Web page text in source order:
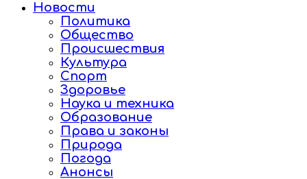
Новости
Политика
Общество
Происшествия
Культура
Спорт
Здоровье
Наука и техника
Образование
Права и законы
Природа
Погода
Анонсы